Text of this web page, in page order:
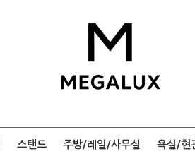
스탠드 주방/레일/사무실 욕실/현